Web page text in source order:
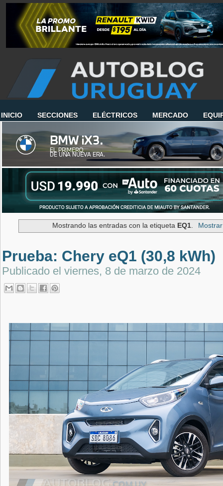
INICIO SECCIONES ELÉCTRICOS MERCADO
Mostrando las entradas con la etiqueta EQ1.
Prueba: Chery eQ1 (30,8 kWh)
Publicado el viernes, 8 de marzo de 2024